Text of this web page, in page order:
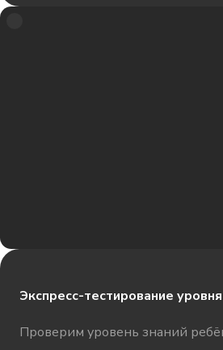
Экспресс-тестирование
Проверим уровень знаний